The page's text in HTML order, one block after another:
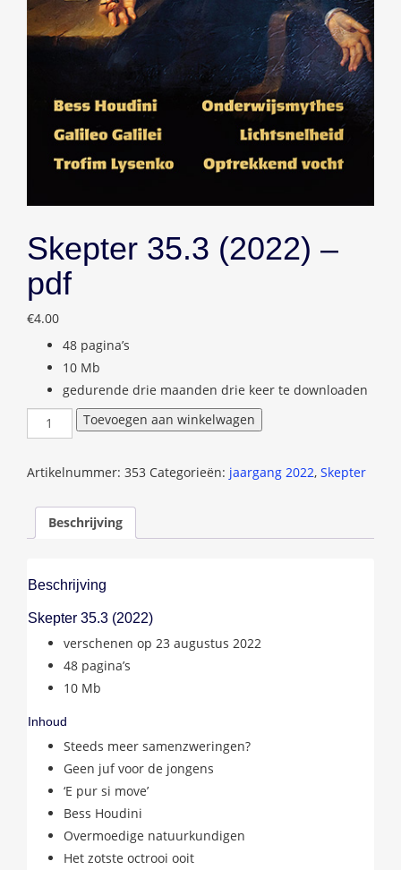
Skepter 35.3 (2022) –
pdf
€4.00
48 pagina’s
10 Mb
gedurende drie maanden drie keer te downloaden
Skepter
35.3
-
aantal
Toevoegen aan winkelwagen
Artikelnummer: 353 Categorieën: jaargang 2022, Skepter
Beschrijving
Beschrijving
Skepter 35.3 (2022)
verschenen op 23 augustus 2022
48 pagina’s
10 Mb
Inhoud
Steeds meer samenzweringen?
Geen juf voor de jongens
‘E pur si move’
Bess Houdini
Overmoedige natuurkundigen
Het zotste octrooi ooit